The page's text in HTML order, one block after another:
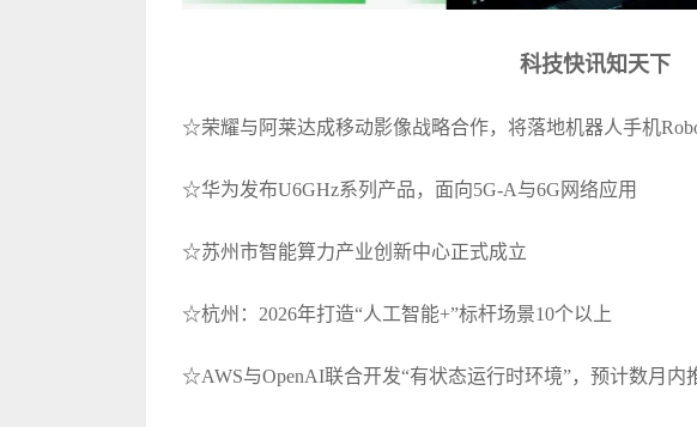
科技快讯知天下
☆荣耀与阿莱达成移动影像战略合作，将落地机器人手机
☆华为发布U6GHz系列产品，面向5G-A与6G网络应用
☆苏州市智能算力产业创新中心正式成立
☆杭州：2026年打造“人工智能+”标杆场景10个以上
☆AWS与OpenAI联合开发“有状态运行时环境”，预计数月内